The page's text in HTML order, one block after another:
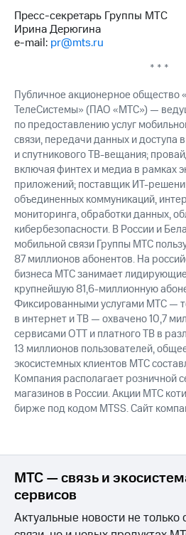
Пресс-секретарь Группы МТС
Ирина Дерюгина
e-mail: pr@mts.ru
* * *
Публичное акционерное общество
ТелеСистемы» (ПАО «МТС») —
по предоставлению услуг
связи, передачи данных и доступа
и спутникового ТВ-вещания;
включая финтех и медиа в рамках
приложений; поставщик ИТ-
объединенных коммуникаций,
мониторинга, обработки данных,
кибербезопасности. В России и
мобильной связи Группы МТС
87 миллионов абонентов. На
бизнеса МТС занимает
крупнейшую 81,6-миллионную
Фиксированными услугами МТС —
в интернет и ТВ — охвачено 10,7
сервисами OTT и платного ТВ в
13 миллионов пользователей,
экосистемных клиентов МТС
Компания располагает розничной
магазинов в России. Акции МТС
бирже под кодом MTSS. Сайт
МТС — связь и
сервисов
Актуальные новости не только